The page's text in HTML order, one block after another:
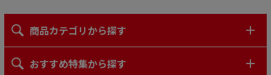
商品カテゴリから探す
おすすめ特集から探す